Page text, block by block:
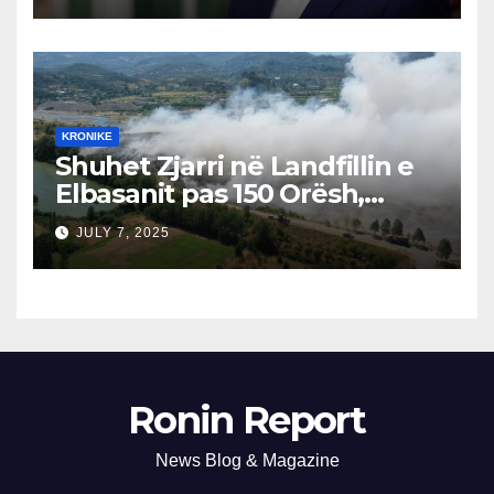
KRONIKE
Shuhet Zjarri në Landfillin e
Elbasanit pas 150 Orësh,
Fillon Vlerësimi i Dëmeve
JULY 7, 2025
Ronin Report
News Blog & Magazine